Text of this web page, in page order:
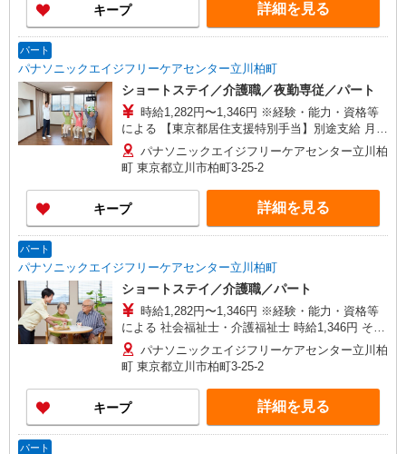
キープ 詳細を見る
パート
パナソニックエイジフリーケアセンター立川柏町
ショートステイ／介護職／夜勤専従／パート
時給1,282円〜1,346円 ※経験・能力・資格等
による 【東京都居住支援特別手当】別途支給 月額
2万円！ ＊支給対象は所定労働時間週20時間以上
の雇用契約者に限る ※一律処遇改善加算含む 〇時
間外勤務手当 〇土日祝勤務手当 〇夜勤手当 〇深
夜勤務手当 〇無事故無違反表彰金 〇年末年始勤務
手当 〇早朝7:00〜8:00/夜間18:00〜20:00は時給
25％UP
パナソニックエイジフリーケアセンター立川柏
町 東京都立川市柏町3-25-2
キープ 詳細を見る
パート
パナソニックエイジフリーケアセンター立川柏町
ショートステイ／介護職／パート
時給1,282円〜1,346円 ※経験・能力・資格等
による 社会福祉士・介護福祉士 時給1,346円 その
他資格 時給1,282円 【東京都居住支援特別手当】
別途支給 月額2万円！ ＊支給対象は所定労働時間
週20時間以上の雇用契約者に限る ※一律処遇改善
加算含む 〇時間外勤務手当 〇土日祝勤務手当 〇
夜勤手当 〇深夜勤務手当 〇無事故無違反表彰金
〇年末年始勤務手当 〇早朝7:00〜8:00/夜間
パナソニックエイジフリーケアセンター立川柏
町 東京都立川市柏町3-25-2
キープ 詳細を見る
パート